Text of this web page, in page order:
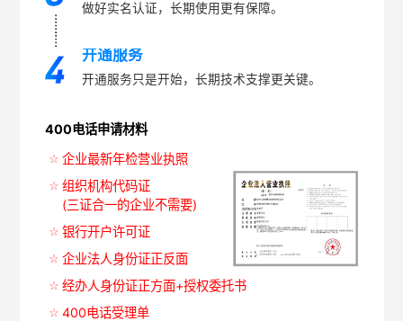
做好实名认证，长期使用更有保障。
开通服务
开通服务只是开始，长期技术支撑更关键。
400电话申请材料
企业最新年检营业执照
组织机构代码证
(三证合一的企业不需要)
银行开户许可证
企业法人身份证正反面
经办人身份证正方面+授权委托书
400电话受理单